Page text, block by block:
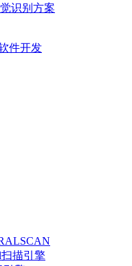
识别方案
件开发
描引擎